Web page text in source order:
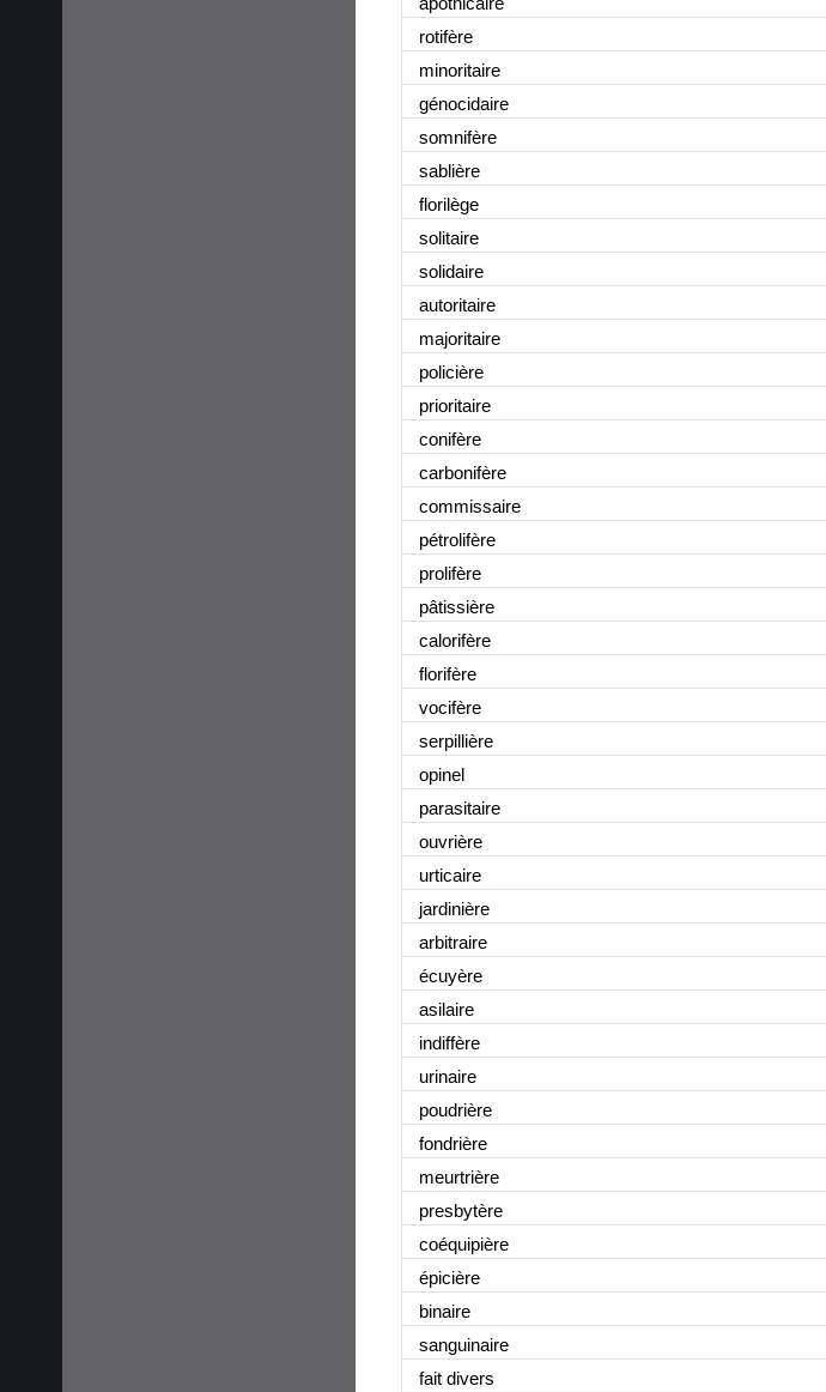
rotifère
minoritaire
génocidaire
somnifère
sablière
florilège
solitaire
solidaire
autoritaire
majoritaire
policière
prioritaire
conifère
carbonifère
commissaire
pétrolifère
prolifère
pâtissière
calorifère
florifère
vocifère
serpillière
opinel
parasitaire
ouvrière
urticaire
jardinière
arbitraire
écuyère
asilaire
indiffère
urinaire
poudrière
fondrière
meurtrière
presbytère
coéquipière
épicière
binaire
sanguinaire
fait divers